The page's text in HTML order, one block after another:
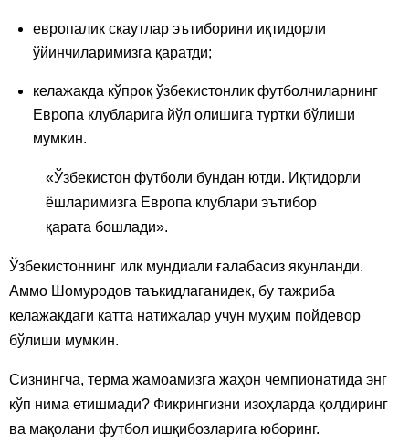
европалик скаутлар эътиборини иқтидорли
ўйинчиларимизга қаратди;
келажакда кўпроқ ўзбекистонлик футболчиларнинг
Европа клубларига йўл олишига туртки бўлиши
мумкин.
«Ўзбекистон футболи бундан ютди. Иқтидорли
ёшларимизга Европа клублари эътибор
қарата бошлади».
Ўзбекистоннинг илк мундиали ғалабасиз якунланди.
Аммо Шомуродов таъкидлаганидек, бу тажриба
келажакдаги катта натижалар учун муҳим пойдевор
бўлиши мумкин.
Сизнингча, терма жамоамизга жаҳон чемпионатида энг
кўп нима етишмади? Фикрингизни изоҳларда қолдиринг
ва мақолани футбол ишқибозларига юборинг.